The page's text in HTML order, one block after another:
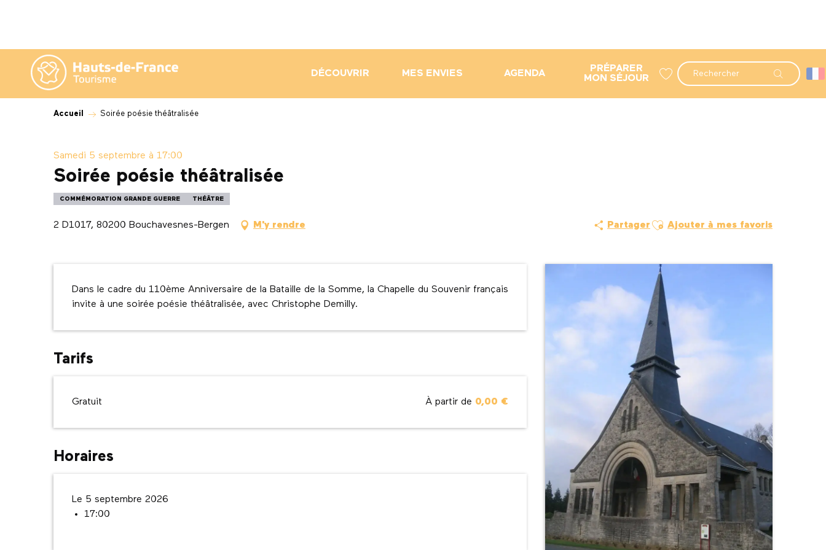
contenu
principal
Recherche
DÉCOUVRIR MES ENVIES AGENDA
PRÉPARER
MON SÉJOUR
Accueil Soirée poésie théâtralisée
Samedi 5 septembre à 17:00
Soirée poésie théâtralisée
COMMÉMORATION GRANDE GUERRE THÉÂTRE
2 D1017, 80200 Bouchavesnes-Bergen M'y rendre Partager Ajouter aux favoris
Ajouter à mes favoris
Description
Dans le cadre du 110ème Anniversaire de la Bataille de la Somme, la Chapelle du Souvenir français
invite à une soirée poésie théâtralisée, avec Christophe Demilly.
Tarifs
Gratuit À partir de 0,00 €
Horaires
Le 5 septembre 2026
17:00